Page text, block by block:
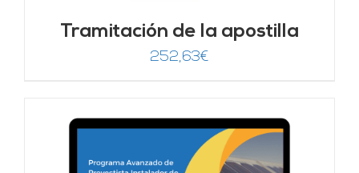
Tramitación de la apostilla
252,63€